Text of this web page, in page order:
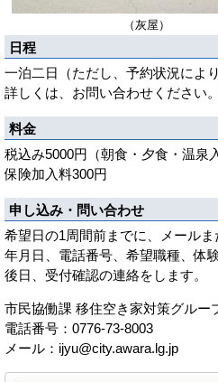
（灰屋）
日程
一泊二日（ただし、予約状況によ
詳しくは、お問い合わせください。
料金
税込み5000円（朝食・夕食・温泉
保険加入料300円
申し込み・問い合わせ
希望日の1周間前までに、メール
年月日、電話番号、希望職種、体
後日、受付確認の連絡をします。
市民協働課 移住空き家対策グルー
電話番号：0776-73-8003
メール：ijyu@city.awara.lg.jp